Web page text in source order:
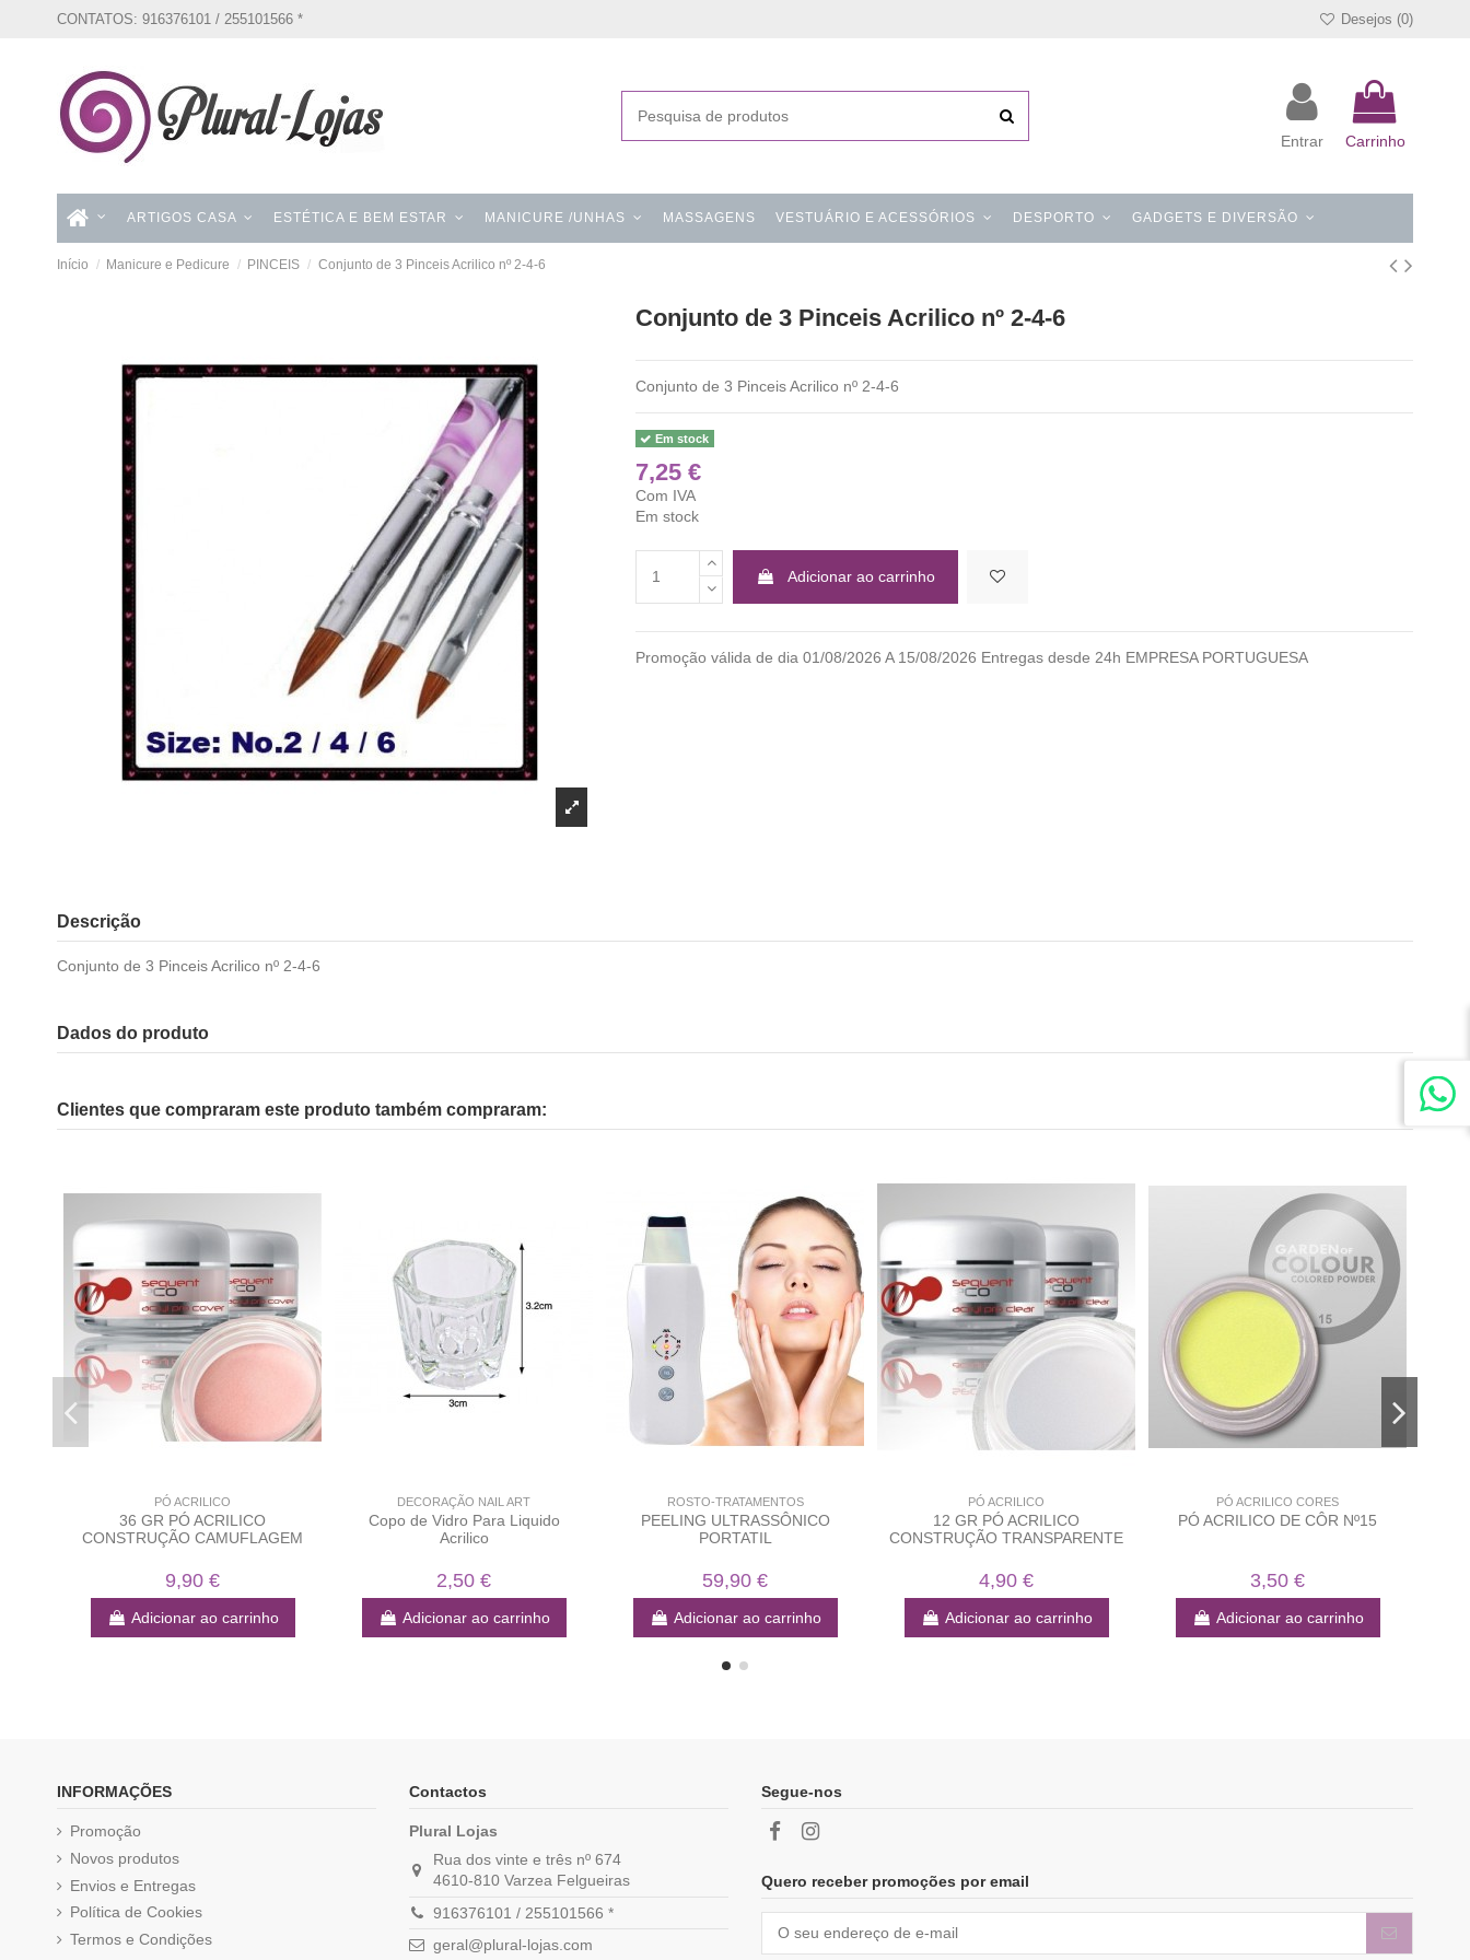
CONTATOS: 916376101 / 255101566 * Desejos (0)
Entrar Carrinho
ARTIGOS CASA ESTÉTICA E BEM ESTAR MANICURE /UNHAS MASSAGENS VESTUÁRIO E ACESSÓRIOS DESPORTO GADGETS E DIVERSÃO
Início Manicure e Pedicure PINCEIS Conjunto de 3 Pinceis Acrilico nº 2-4-6
Conjunto de 3 Pinceis Acrilico nº 2-4-6
Conjunto de 3 Pinceis Acrilico nº 2-4-6
Em stock
7,25 €
Com IVA
Em stock
Adicionar ao carrinho
Promoção válida de dia 01/08/2026 A 15/08/2026 Entregas desde 24h EMPRESA PORTUGUESA
Descrição
Conjunto de 3 Pinceis Acrilico nº 2-4-6
Dados do produto
Clientes que compraram este produto também compraram:
PÓ ACRILICO
36 GR PÓ ACRILICO
CONSTRUÇÃO CAMUFLAGEM
9,90 €
Adicionar ao carrinho
DECORAÇÃO NAIL ART
Copo de Vidro Para Liquido
Acrilico
2,50 €
Adicionar ao carrinho
ROSTO-TRATAMENTOS
PEELING ULTRASSÔNICO
PORTATIL
59,90 €
Adicionar ao carrinho
PÓ ACRILICO
12 GR PÓ ACRILICO
CONSTRUÇÃO TRANSPARENTE
4,90 €
Adicionar ao carrinho
PÓ ACRILICO CORES
PÓ ACRILICO DE CÔR Nº15
3,50 €
Adicionar ao carrinho
INFORMAÇÕES
Promoção
Novos produtos
Envios e Entregas
Política de Cookies
Termos e Condições
Contactos
Plural Lojas
Rua dos vinte e três nº 674
4610-810 Varzea Felgueiras
916376101 / 255101566 *
geral@plural-lojas.com
Segue-nos
Quero receber promoções por email